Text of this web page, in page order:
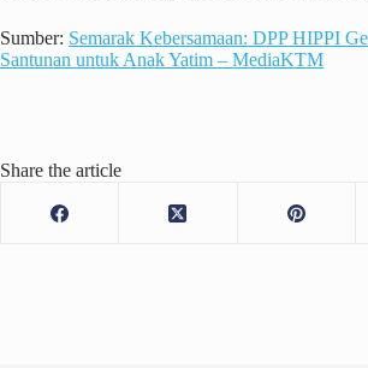
Sumber: Semarak Kebersamaan: DPP HIPPI
Santunan untuk Anak Yatim – MediaKTM
Share the article